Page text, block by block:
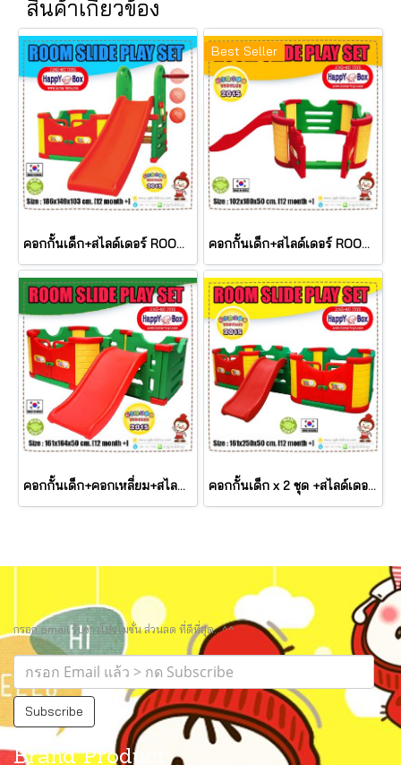
สินค้าเกี่ยวข้อง
คอกกั้นเด็ก+สไลด์เดอร์ ROOM SLIDE PLAY SET รุ่น JM803-A ยี่ห้อ HAPPY BOX
Best Seller
คอกกั้นเด็ก+สไลด์เดอร์ ROOM SLIDE PLAY SET รุ่น JM801-B ยี่ห้อ HAPPY BOX
คอกกั้นเด็ก+คอกเหลี่ยม+สไลด์เดอร์ ROOM SLIDE PLAY SET รุ่น JM801-C ยี่ห้อ HAPPY BOX คอกกั้นเด็ก x 2 ชุด +สไลด์เดอร์ ROOM SLIDE PLAY SET รุ่น JM801-D ยี่ห้อ HAPPY BOX
กรอก email รับข่าวโปรโมชั่น ส่วนลด ที่ดีที่สุด.. ^^
Subscribe
Brand Product